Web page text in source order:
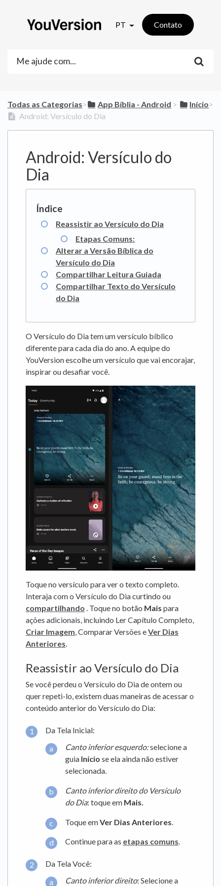
PT Contato
Todas as Categorias​>​ ​App Bíblia - Android ​ > ​ ​Início​>​
Android: Versículo do Dia
Android: Versículo do
Dia
Reassistir ao Versículo do Dia
Etapas Comuns:
Alterar a Versão Bíblica do
Versículo do Dia
Compartilhar Leitura Guiada
Compartilhar Texto do Versículo
do Dia
O Versículo do Dia tem um versículo bíblico
diferente para cada dia do ano. A equipe do
YouVersion escolhe um versículo que vai encorajar,
inspirar ou desafiar você.
Toque no versículo para ver o texto completo.
Interaja com o Versículo do Dia curtindo ou
compartilhando . Toque no botão Mais para
ações adicionais, incluindo Ler Capítulo Completo,
Criar Imagem , Comparar Versões eVer Dias
Anteriores
Reassistir ao Versículo do Dia
Se você perdeu o Versículo do Dia de ontem ou
quer repeti-lo, existem duas maneiras de acessar o
conteúdo anterior do Versículo do Dia:
Da Tela Inicial:
Canto inferior esquerdo:selecione a
guia Início se ela ainda não estiver
selecionada.
Canto inferior direito do Versículo
do Dia: toque em Mais.
Toque emVer Dias Anteriores
Continue para as etapas comuns.
Da Tela Você:
Canto inferior direito: Selecione a